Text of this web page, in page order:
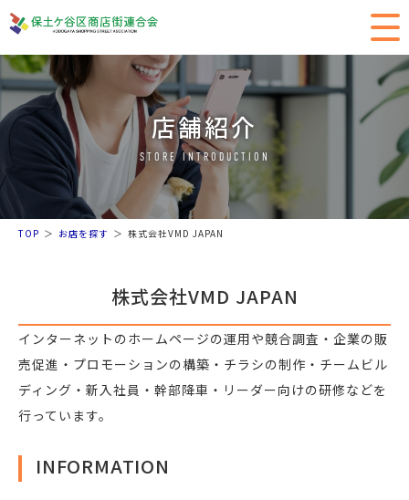
店舗紹介
STORE INTRODUCTION
TOP お店を探す 株式会社VMD JAPAN
株式会社VMD JAPAN
インターネットのホームページの運用や競合調査・企業の販
売促進・プロモーションの構築・チラシの制作・チームビル
ディング・新入社員・幹部降車・リーダー向けの研修などを
行っています。
INFORMATION